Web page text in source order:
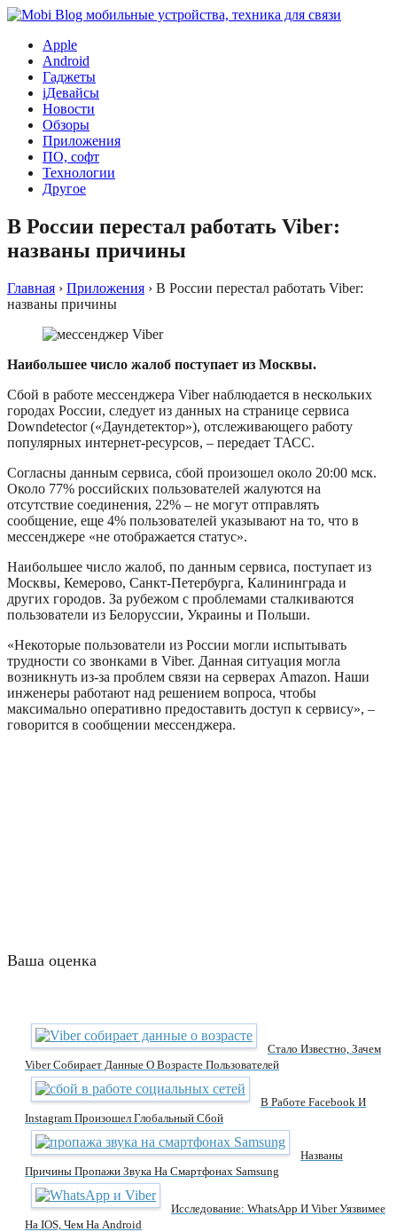
Apple
Android
Гаджеты
iДевайсы
Новости
Обзоры
Приложения
ПО, софт
Технологии
Другое
В России перестал работать Viber:
названы причины
Главная › Приложения › В России перестал работать Viber:
названы причины
Наибольшее число жалоб поступает из Москвы.
Сбой в работе мессенджера Viber наблюдается в нескольких
городах России, следует из данных на странице сервиса
Downdetector («Даундетектор»), отслеживающего работу
популярных интернет-ресурсов, – передает ТАСС.
Согласны данным сервиса, сбой произошел около 20:00 мск.
Около 77% российских пользователей жалуются на
отсутствие соединения, 22% – не могут отправлять
сообщение, еще 4% пользователей указывают на то, что в
мессенджере «не отображается статус».
Наибольшее число жалоб, по данным сервиса, поступает из
Москвы, Кемерово, Санкт-Петербурга, Калининграда и
других городов. За рубежом с проблемами сталкиваются
пользователи из Белоруссии, Украины и Польши.
«Некоторые пользователи из России могли испытывать
трудности со звонками в Viber. Данная ситуация могла
возникнуть из-за проблем связи на серверах Amazon. Наши
инженеры работают над решением вопроса, чтобы
максимально оперативно предоставить доступ к сервису», –
говорится в сообщении мессенджера.
Ваша оценка
Стало Известно, Зачем
Viber Собирает Данные О Возрасте Пользователей
В Работе Facebook И
Instagram Произошел Глобальный Сбой
Названы
Причины Пропажи Звука На Смартфонах Samsung
Исследование: WhatsApp И Viber Уязвимее
На IOS, Чем На Android